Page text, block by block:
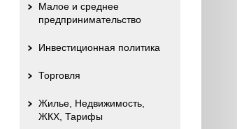
Малое и среднее
предпринимательство
Инвестиционная политика
Торговля
Жилье, Недвижимость,
ЖКХ, Тарифы